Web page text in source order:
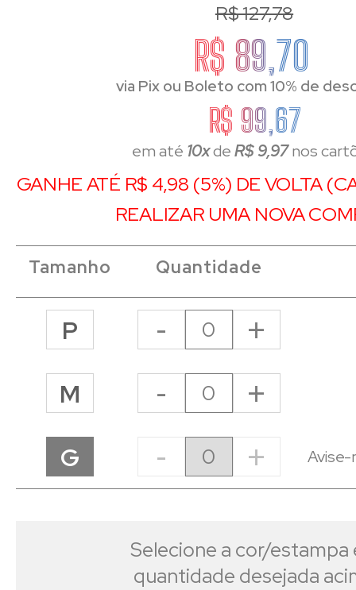
R$ 127,78
R$ 89,70
via Pix ou Boleto com 10% de
R$ 99,67
em até 10xdeR$ 9,97nos
GANHE ATÉ R$ 4,98 (5%) DE VOLTA
REALIZAR UMA NOVA
Tamanho Quantidade
P - +
M - +
G - + Avise-
Selecione a cor/estampa
quantidade desejada